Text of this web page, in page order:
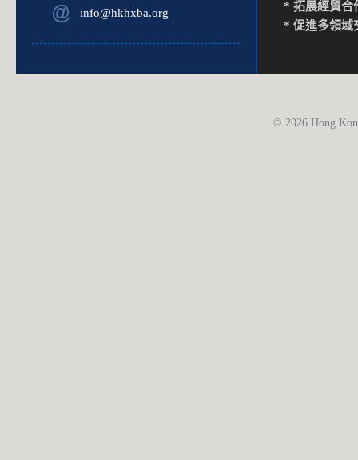
info@hkhxba.org
* 拓展經貿合
* 促進多領域
© 2026 Hong